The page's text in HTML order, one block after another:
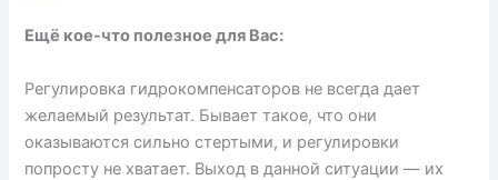
Ещё кое-что полезное для Вас:
Регулировка гидрокомпенсаторов не всегда дает
желаемый результат. Бывает такое, что они
оказываются сильно стертыми, и регулировки
попросту не хватает. Выход в данной ситуации — их